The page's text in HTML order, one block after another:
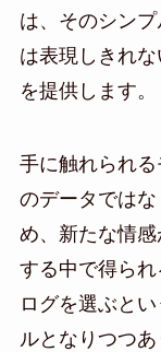
は、そのシン
は表現しきれ
を提供します。
手に触れられ
のデータでは
め、新たな情
する中で得ら
ログを選ぶと
ルとなりつつ